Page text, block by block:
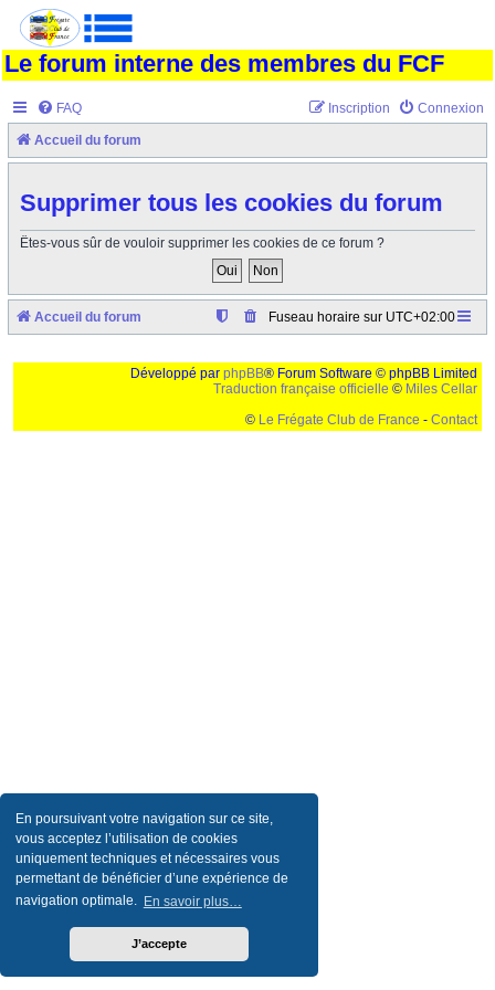
En poursuivant votre navigation sur ce site,
vous acceptez l’utilisation de cookies
uniquement techniques et nécessaires vous
permettant de bénéficier d’une expérience de
navigation optimale. En savoir plus…
J’accepte
Le forum interne des membres du FCF
FAQ Connexion
Inscription
Accueil du forum
Supprimer tous les cookies du forum
Êtes-vous sûr de vouloir supprimer les cookies de ce forum ?
Accueil du forum Fuseau horaire sur UTC+02:00
Développé par phpBB® Forum Software © phpBB Limited
Traduction française officielle © Miles Cellar
© Le Frégate Club de France - Contact